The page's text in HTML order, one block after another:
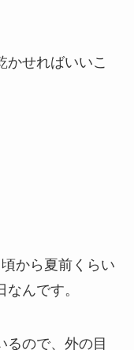
かせればいいこ
から夏前くらい
んです。
るので、外の目